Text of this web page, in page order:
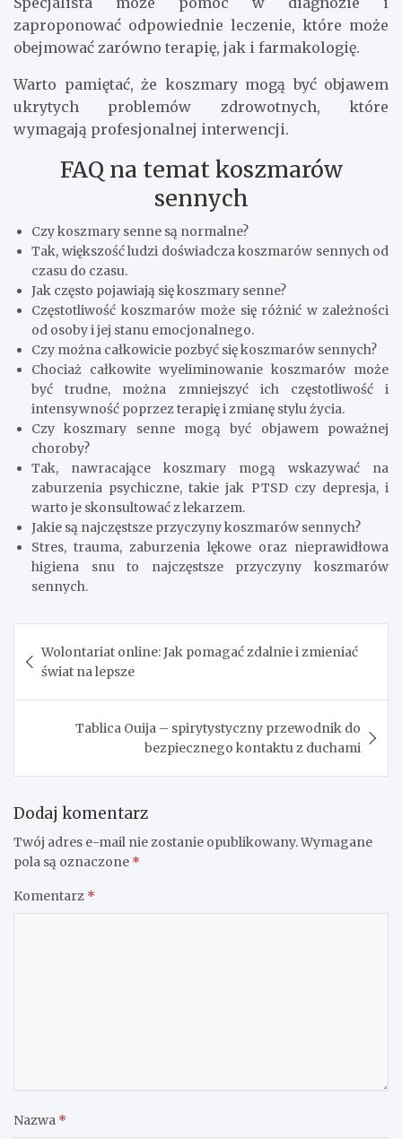
zaproponować odpowiednie leczenie, które może
obejmować zarówno terapię, jak i farmakologię.
Warto pamiętać, że koszmary mogą być objawem
ukrytych problemów zdrowotnych, które
wymagają profesjonalnej interwencji.
FAQ na temat koszmarów
sennych
Czy koszmary senne są normalne?
Tak, większość ludzi doświadcza koszmarów sennych od
czasu do czasu.
Jak często pojawiają się koszmary senne?
Częstotliwość koszmarów może się różnić w zależności
od osoby i jej stanu emocjonalnego.
Czy można całkowicie pozbyć się koszmarów sennych?
Chociaż całkowite wyeliminowanie koszmarów może
być trudne, można zmniejszyć ich częstotliwość i
intensywność poprzez terapię i zmianę stylu życia.
Czy koszmary senne mogą być objawem poważnej
choroby?
Tak, nawracające koszmary mogą wskazywać na
zaburzenia psychiczne, takie jak PTSD czy depresja, i
warto je skonsultować z lekarzem.
Jakie są najczęstsze przyczyny koszmarów sennych?
Stres, trauma, zaburzenia lękowe oraz nieprawidłowa
higiena snu to najczęstsze przyczyny koszmarów
sennych.
wpisu
Wolontariat online: Jak pomagać zdalnie i zmieniać
świat na lepsze
Tablica Ouija – spirytystyczny przewodnik do
bezpiecznego kontaktu z duchami
Dodaj komentarz
Twój adres e-mail nie zostanie opublikowany.Wymagane
pola są oznaczone *
Komentarz *
Nazwa *